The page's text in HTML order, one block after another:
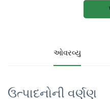
ઓવરવ્યુ
ઉત્પાદનોની વર્ણણ